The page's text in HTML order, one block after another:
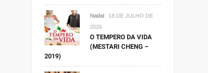
Nadal
18 DE JULHO DE
2026
O TEMPERO DA VIDA
(MESTARI CHENG –
2019)